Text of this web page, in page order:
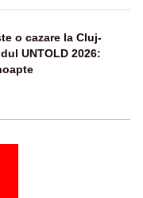
o cazare la Cluj-
UNTOLD 2026: